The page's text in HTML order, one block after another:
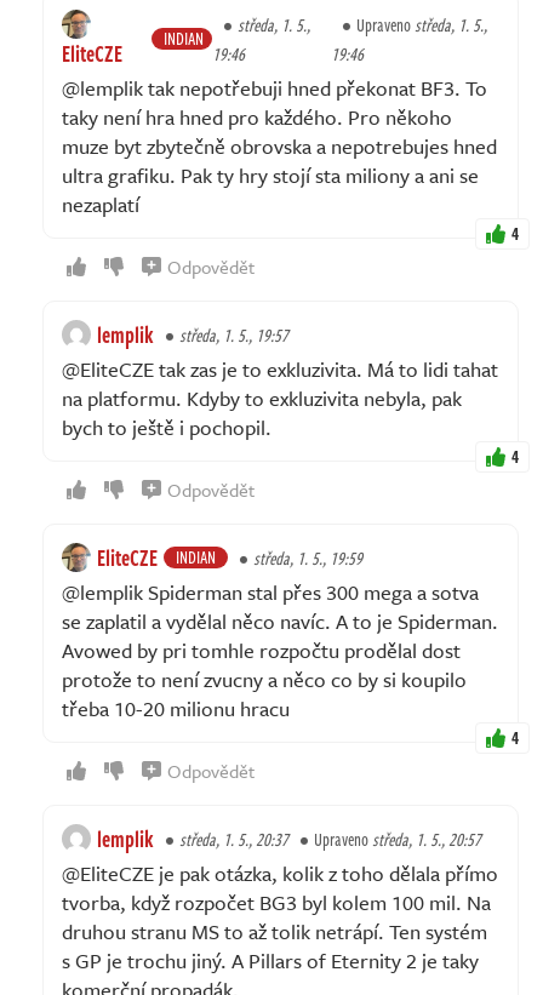
EliteCZE INDIAN
středa, 1. 5.,
19:46
Upravenostředa, 1. 5.,
19:46
@lemplik tak nepotřebuji hned překonat BF3. To
taky není hra hned pro každého. Pro někoho
muze byt zbytečně obrovska a nepotrebujes hned
ultra grafiku. Pak ty hry stojí sta miliony a ani se
nezaplatí
4
Odpovědět
lemplik středa, 1. 5., 19:57
@EliteCZE tak zas je to exkluzivita. Má to lidi tahat
na platformu. Kdyby to exkluzivita nebyla, pak
bych to ještě i pochopil.
4
Odpovědět
EliteCZE INDIAN středa, 1. 5., 19:59
@lemplik Spiderman stal přes 300 mega a sotva
se zaplatil a vydělal něco navíc. A to je Spiderman.
Avowed by pri tomhle rozpočtu prodělal dost
protože to není zvucny a něco co by si koupilo
třeba 10-20 milionu hracu
4
Odpovědět
lemplik středa, 1. 5., 20:37 Upravenostředa, 1. 5., 20:57
@EliteCZE je pak otázka, kolik z toho dělala přímo
tvorba, když rozpočet BG3 byl kolem 100 mil. Na
druhou stranu MS to až tolik netrápí. Ten systém
s GP je trochu jiný. A Pillars of Eternity 2 je taky